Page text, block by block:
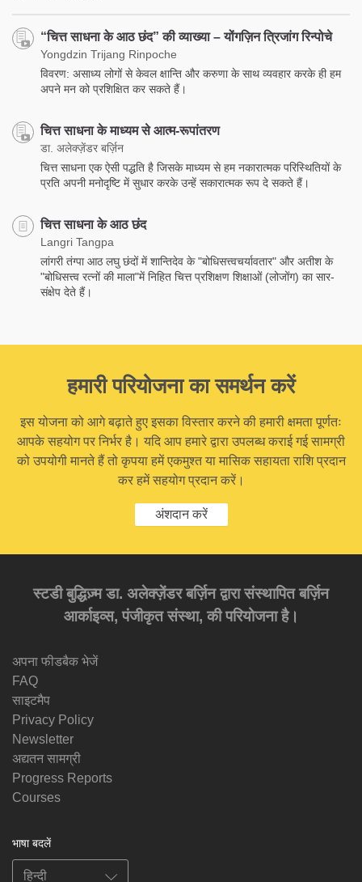
“चित्त साधना के आठ छंद” की व्याख्या – योंगज़िन त्रिजांग रिन्पोचे
Yongdzin Trijang Rinpoche
विवरण: असाध्य लोगों से केवल क्षान्ति और करुणा के साथ व्यवहार करके ही हम
अपने मन को प्रशिक्षित कर सकते हैं।
चित्त साधना के माध्यम से आत्म-रूपांतरण
डा. अलेक्ज़ेंडर बर्ज़िन
चित्त साधना एक ऐसी पद्धति है जिसके माध्यम से हम नकारात्मक परिस्थितियों के
प्रति अपनी मनोदृष्टि में सुधार करके उन्हें सकारात्मक रूप दे सकते हैं।
चित्त साधना के आठ छंद
Langri Tangpa
लांगरी तंग्पा आठ लघु छंदों में शान्तिदेव के "बोधिसत्त्वचर्यावतार" और अतीश के
"बोधिसत्त्व रत्नों की माला"में निहित चित्त प्रशिक्षण शिक्षाओं (लोजोंग) का सार-
संक्षेप देते हैं।
हमारी परियोजना का समर्थन करें
इस योजना को आगे बढ़ाते हुए इसका विस्तार करने की हमारी क्षमता पूर्णतः
आपके सहयोग पर निर्भर है। यदि आप हमारे द्वारा उपलब्ध कराई गई सामग्री
को उपयोगी मानते हैं तो कृपया हमें एकमुश्त या मासिक सहायता राशि प्रदान
कर हमें सहयोग प्रदान करें।
अंशदान करें
स्टडी बुद्धिज़्म डा. अलेक्ज़ेंडर बर्ज़िन द्वारा संस्थापित बर्ज़िन
आर्काइव्स, पंजीकृत संस्था, की परियोजना है।
अपना फीडबैक भेजें
FAQ
साइटमैप
Privacy Policy
Newsletter
अद्यतन सामग्री
Progress Reports
Courses
भाषा बदलें